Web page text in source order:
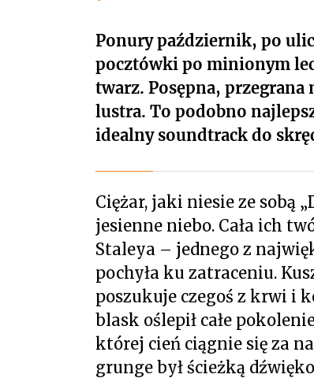
Ponury październik, po
pocztówki po minionym
twarz. Posępna, przegrana
lustra. To podobno
idealny soundtrack do
Ciężar, jaki niesie ze sobą
jesienne niebo. Cała ich
Staleya – jednego z
pochyła ku zatraceniu.
poszukuje czegoś z krwi i
blask oślepił całe
której cień ciągnie się za
grunge był ścieżką